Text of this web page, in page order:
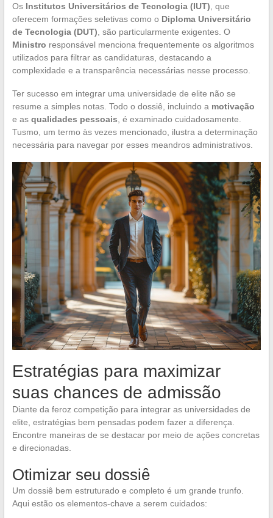
Os Institutos Universitários de Tecnologia (IUT) , que
oferecem formações seletivas como o Diploma Universitário
de Tecnologia (DUT) , são particularmente exigentes. O
Ministro responsável menciona frequentemente os algoritmos
utilizados para filtrar as candidaturas, destacando a
complexidade e a transparência necessárias nesse processo.
Ter sucesso em integrar uma universidade de elite não se
resume a simples notas. Todo o dossiê, incluindo a motivação
e as qualidades pessoais , é examinado cuidadosamente.
Tusmo, um termo às vezes mencionado, ilustra a determinação
necessária para navegar por esses meandros administrativos.
Estratégias para maximizar
suas chances de admissão
Diante da feroz competição para integrar as universidades de
elite, estratégias bem pensadas podem fazer a diferença.
Encontre maneiras de se destacar por meio de ações concretas
e direcionadas.
Otimizar seu dossiê
Um dossiê bem estruturado e completo é um grande trunfo.
Aqui estão os elementos-chave a serem cuidados: